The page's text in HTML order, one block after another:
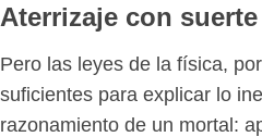
Aterrizaje con suerte
Pero las leyes de la física,
suficientes para explicar lo
razonamiento de un mortal: